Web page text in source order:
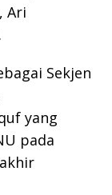
Ari
Sekjen
yang
pada